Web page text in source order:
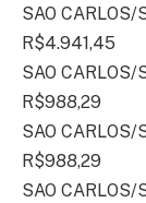
SAO CARLOS/
R$4.941,45
SAO CARLOS/
R$988,29
SAO CARLOS/
R$988,29
SAO CARLOS/